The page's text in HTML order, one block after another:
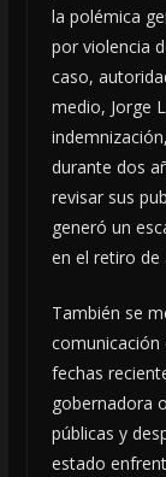
la polémica
por violencia
caso,
medio, Jorge
durante dos
revisar sus
generó un
en el retiro de
También se
comunicación
fechas
gobernadora
públicas y
estado